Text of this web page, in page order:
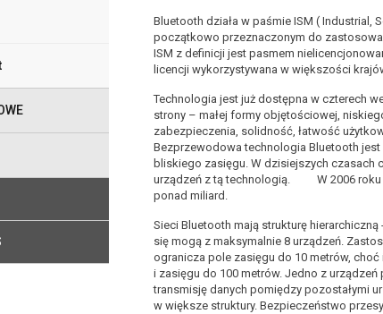
Bluetooth działa w paśmie ISM ( Industrial,
początkowo przeznaczonym do
ISM z definicji jest pasmem
licencji wykorzystywana w większości
Technologia jest już dostępna w czterech
strony – małej formy objętościowej,
zabezpieczenia, solidność, łatwość
Bezprzewodowa technologia Bluetooth
bliskiego zasięgu. W dzisiejszych
urządzeń z tą technologią. W 2006 roku
ponad miliard.
Sieci Bluetooth mają strukturę
się mogą z maksymalnie 8 urządzeń.
ogranicza pole zasięgu do 10 metrów,
i zasięgu do 100 metrów. Jedno z
transmisję danych pomiędzy pozostałymi
w większe struktury. Bezpieczeństwo